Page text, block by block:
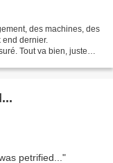
des machines, des
end dernier.
Tout va bien, juste